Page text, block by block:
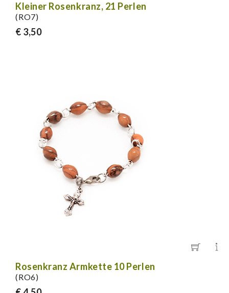
Kleiner Rosenkranz, 21 Perlen
(RO7)
€ 3,50
Rosenkranz Armkette 10 Perlen
(RO6)